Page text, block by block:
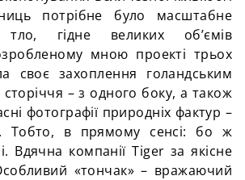
потрібне було масштабне
тло, гідне великих об’ємів
мною проекті трьох
своє захоплення голандським
– з одного боку, а також
фотографії природніх фактур –
Тобто, в прямому сенсі: бо ж
Вдячна компанії Tiger за якісне
«тончак» – вражаючий